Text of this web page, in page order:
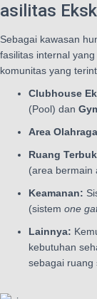
asilitas
Sebagai kawasan
fasilitas internal
komunitas yang
Clubhouse
(Pool) dan
Area
Ruang
(area bermain
Keamanan:
(sistem one
Lainnya:
kebutuhan
sebagai ruang